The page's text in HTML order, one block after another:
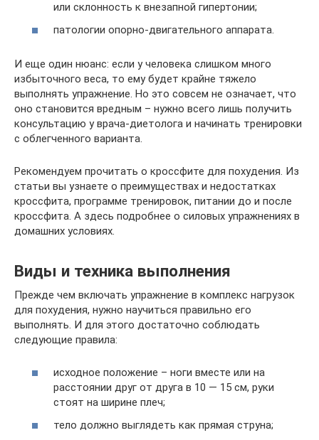
или склонность к внезапной гипертонии;
патологии опорно-двигательного аппарата.
И еще один нюанс: если у человека слишком много
избыточного веса, то ему будет крайне тяжело
выполнять упражнение. Но это совсем не означает, что
оно становится вредным – нужно всего лишь получить
консультацию у врача-диетолога и начинать тренировки
с облегченного варианта.
Рекомендуем прочитать о кроссфите для похудения. Из
статьи вы узнаете о преимуществах и недостатках
кроссфита, программе тренировок, питании до и после
кроссфита. А здесь подробнее о силовых упражнениях в
домашних условиях.
Виды и техника выполнения
Прежде чем включать упражнение в комплекс нагрузок
для похудения, нужно научиться правильно его
выполнять. И для этого достаточно соблюдать
следующие правила:
исходное положение – ноги вместе или на
расстоянии друг от друга в 10 — 15 см, руки
стоят на ширине плеч;
тело должно выглядеть как прямая струна;